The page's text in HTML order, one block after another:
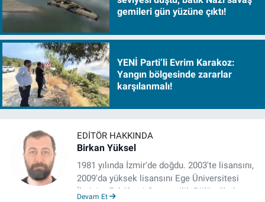
gemileri gün yüzüne çıktı!
YENİ Parti’li Evrim Karakoz:
Yangın bölgesinde zararlar
karşılanmalı!
EDITÖR HAKKINDA
Birkan Yüksel
1981 yılında İzmir'de doğdu. 2003'te lisansını,
2009'da yüksek lisansını Ege Üniversitesi
İletişim Fakültesi Gazetecilik Bölümü'nde
Devam Et